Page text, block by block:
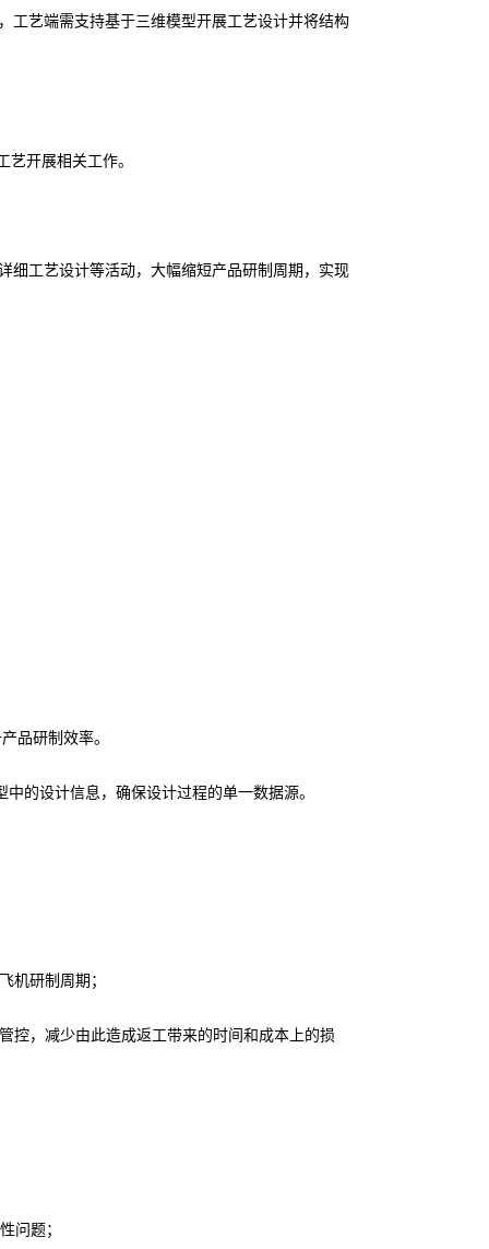
工艺端需支持基于三维模型开展工艺设计并将结构
开展相关工作。
细工艺设计等活动，大幅缩短产品研制周期，实现
品研制效率。
的设计信息，确保设计过程的单一数据源。
机研制周期；
控，减少由此造成返工带来的时间和成本上的损
问题；